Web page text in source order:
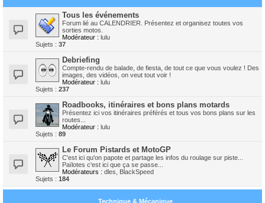
Tous les événements
Forum lié au CALENDRIER. Présentez et organisez toutes vos
sorties motos.
Modérateur : lulu
Sujets : 37
Debriefing
Compte-rendu de balade, de fiesta, de tout ce que vous voulez ! Des
images, des vidéos, on veut tout voir !
Modérateur : lulu
Sujets : 237
Roadbooks, itinéraires et bons plans motards
Présentez ici vos itinéraires préférés et tous vos bons plans sur les
routes...
Modérateur : lulu
Sujets : 89
Le Forum Pistards et MotoGP
C'est ici qu'on papote et partage les infos du roulage sur piste...
Païlotes c'est ici que ça se passe...
Modérateurs : dles
BlackSpeed
Sujets : 184
Technique & Mécanique